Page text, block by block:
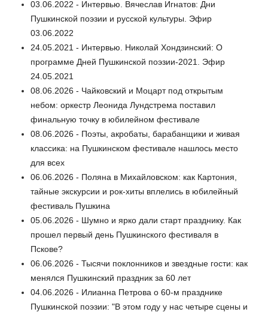
03.06.2022 - Интервью. Вячеслав Игнатов: Дни
Пушкинской поэзии и русской культуры. Эфир
03.06.2022
24.05.2021 - Интервью. Николай Хондзинский: О
программе Дней Пушкинской поэзии-2021. Эфир
24.05.2021
08.06.2026 - Чайковский и Моцарт под открытым
небом: оркестр Леонида Лундстрема поставил
финальную точку в юбилейном фестивале
08.06.2026 - Поэты, акробаты, барабанщики и живая
классика: на Пушкинском фестивале нашлось место
для всех
06.06.2026 - Поляна в Михайловском: как Картония,
тайные экскурсии и рок-хиты вплелись в юбилейный
фестиваль Пушкина
05.06.2026 - Шумно и ярко дали старт празднику. Как
прошел первый день Пушкинского фестиваля в
Пскове?
06.06.2026 - Тысячи поклонников и звездные гости: как
менялся Пушкинский праздник за 60 лет
04.06.2026 - Илианна Петрова о 60-м празднике
Пушкинской поэзии: "В этом году у нас четыре сцены и